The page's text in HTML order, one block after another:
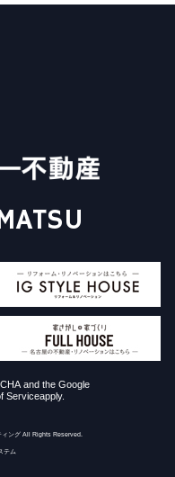
般-29）第20412号
（3）第8168号
Instagram
コラム
査定依頼フォーム
お問い合わせ
and the Google
Serviceapply.
ング All Rights Reserved.
テム